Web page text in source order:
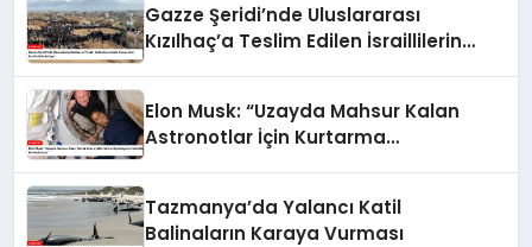
Gazze Şeridi’nde Uluslararası
Kızılhaç’a Teslim Edilen İsraillilerin
Elon Musk: “Uzayda Mahsur Kalan
Astronotlar İçin Kurtarma
Tazmanya’da Yalancı Katil
Balinaların Karaya Vurması